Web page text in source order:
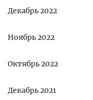
Декабрь 2022
Ноябрь 2022
Октябрь 2022
Декабрь 2021